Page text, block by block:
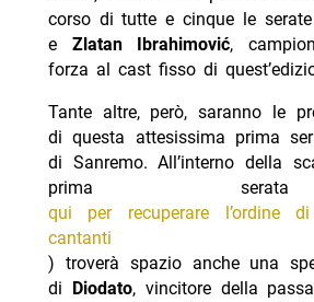
corso di tutte e cinque le serate
e Zlatan Ibrahimović,
forza al cast fisso di
Tante altre, però, saranno le
di questa attesissima prima
di Sanremo. All’interno della
prima
qui per recuperare l’ordine
cantanti
) troverà spazio anche una
di
Diodato, vincitore della